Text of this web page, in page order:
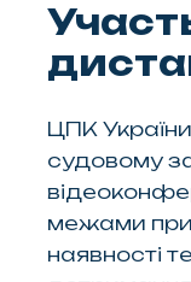
ЦПК
судовому
межами
наявності